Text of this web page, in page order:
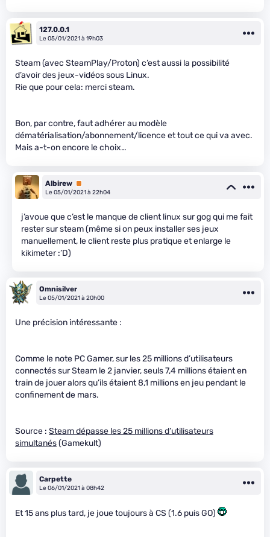
127.0.0.1
Le 05/01/2021 à 19h03
Steam (avec SteamPlay/Proton) c’est aussi la possibilité
d’avoir des jeux-vidéos sous Linux.
Rie que pour cela: merci steam.
Bon, par contre, faut adhérer au modèle
dématérialisation/abonnement/licence et tout ce qui va avec.
Mais a-t-on encore le choix…
Albirew Premium
Le 05/01/2021 à 22h04
j’avoue que c’est le manque de client linux sur gog qui me fait
rester sur steam (même si on peux installer ses jeux
manuellement, le client reste plus pratique et enlarge le
kikimeter :’D)
Omnisilver
Le 05/01/2021 à 20h00
Une précision intéressante :
Comme le note PC Gamer, sur les 25 millions d’utilisateurs
connectés sur Steam le 2 janvier, seuls 7,4 millions étaient en
train de jouer alors qu’ils étaient 8,1 millions en jeu pendant le
confinement de mars.
Source : Steam dépasse les 25 millions d’utilisateurs
simultanés(Gamekult)
Carpette
Le 06/01/2021 à 08h42
Et 15 ans plus tard, je joue toujours à CS (1.6 puis GO)